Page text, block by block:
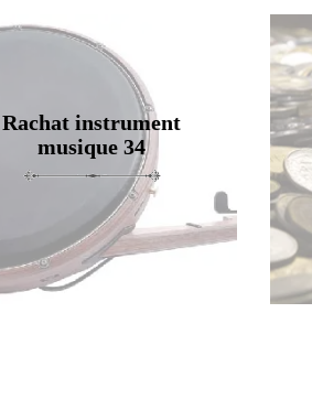
Rachat instrument
musique 34